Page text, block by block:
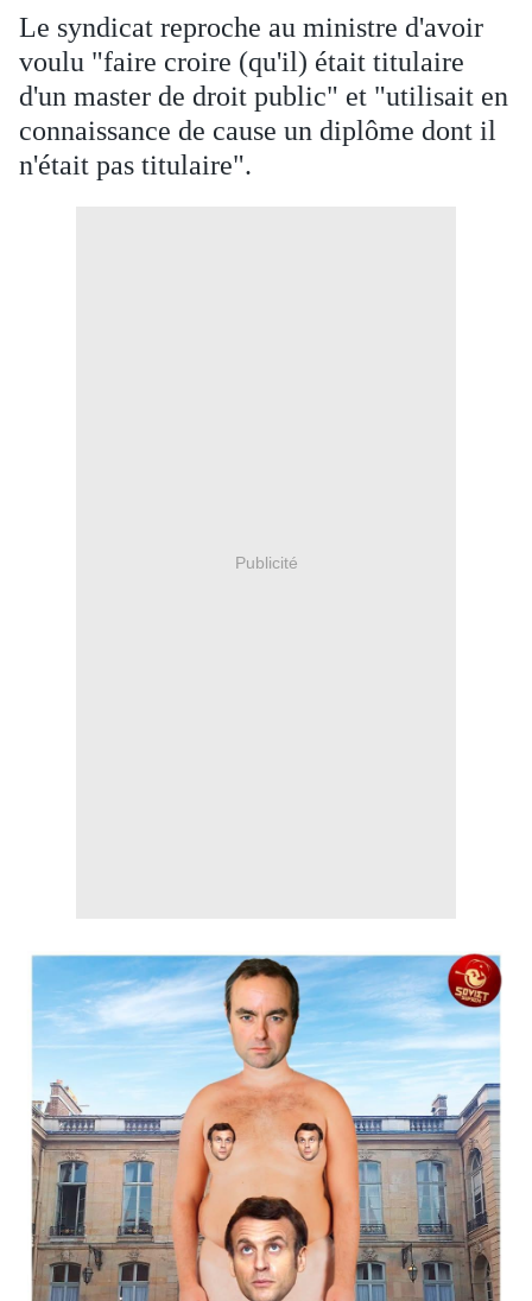
Le syndicat reproche au ministre d'avoir
voulu "faire croire (qu'il) était titulaire
d'un master de droit public" et "utilisait en
connaissance de cause un diplôme dont il
n'était pas titulaire".
Publicité